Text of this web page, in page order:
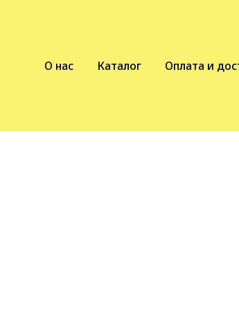
О нас Каталог Оплата и